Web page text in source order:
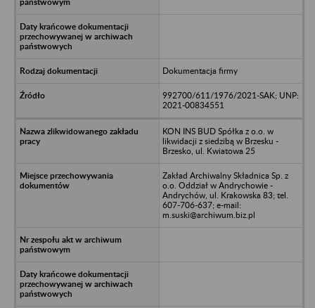
Dokumentacja firmy
992700/611/1976/2021-SAK; UNP:
2021-00834551
KON INS BUD Spółka z o.o. w
likwidacji z siedzibą w Brzesku -
Brzesko, ul. Kwiatowa 25
Zakład Archiwalny Składnica Sp. z
o.o. Oddział w Andrychowie -
Andrychów, ul. Krakowska 83; tel.
607-706-637; e-mail:
m.suski@archiwum.biz.pl